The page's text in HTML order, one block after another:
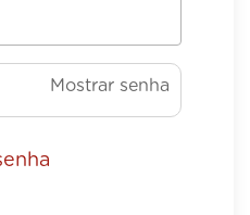
Mostrar senha